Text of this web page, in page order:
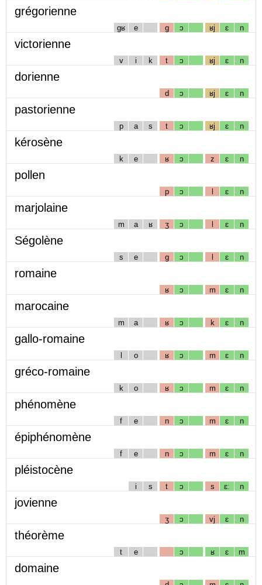
grégorienne
gʁ e g ɔ ʁj ɛ n
victorienne
v i k t ɔ ʁj ɛ n
dorienne
d ɔ ʁj ɛ n
pastorienne
p a s t ɔ ʁj ɛ n
kérosène
k e ʁ ɔ z ɛ n
pollen
p ɔ l ɛ n
marjolaine
m a ʁ ʒ ɔ l ɛ n
Ségolène
s e g ɔ l ɛ n
romaine
ʁ ɔ m ɛ n
marocaine
m a ʁ ɔ k ɛ n
gallo-romaine
l o ʁ ɔ m ɛ n
gréco-romaine
k o ʁ ɔ m ɛ n
phénomène
f e n ɔ m ɛ n
épiphénomène
f e n ɔ m ɛ n
pléistocène
i s t ɔ s ɛː n
jovienne
ʒ ɔ vj ɛ n
théorème
t e ɔ ʁ ɛ m
domaine